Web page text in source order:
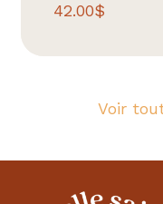
42.00$
Voir